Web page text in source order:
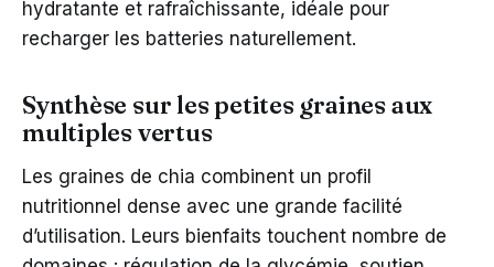
hydratante et rafraîchissante, idéale pour
recharger les batteries naturellement.
Synthèse sur les petites graines aux
multiples vertus
Les graines de chia combinent un profil
nutritionnel dense avec une grande facilité
d’utilisation. Leurs bienfaits touchent nombre de